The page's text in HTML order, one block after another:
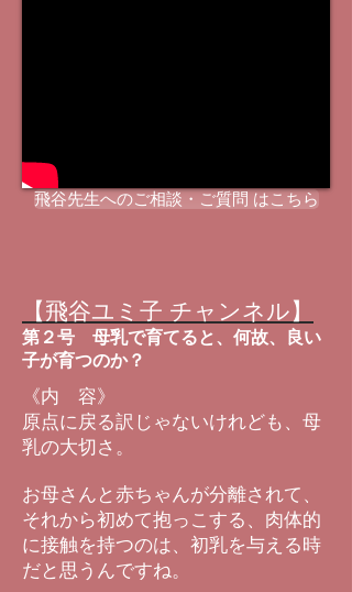
飛谷先生へのご相談・ご質問 はこちら
【飛谷ユミ子 チャンネル】
第２号 母乳で育てると、何故、良い
子が育つのか？
《内 容》
原点に戻る訳じゃないけれども、母
乳の大切さ。
お母さんと赤ちゃんが分離されて、
それから初めて抱っこする、肉体的
に接触を持つのは、初乳を与える時
だと思うんですね。